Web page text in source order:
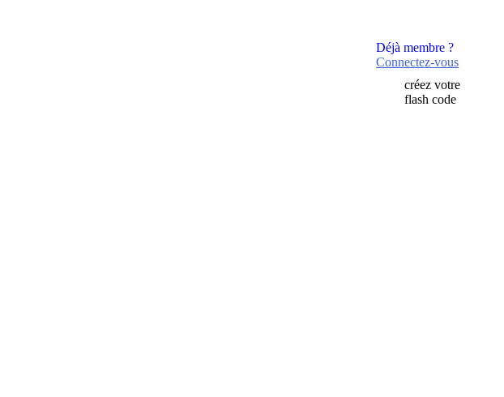
Déjà membre ?
Connectez-vous
créez votre
flash code